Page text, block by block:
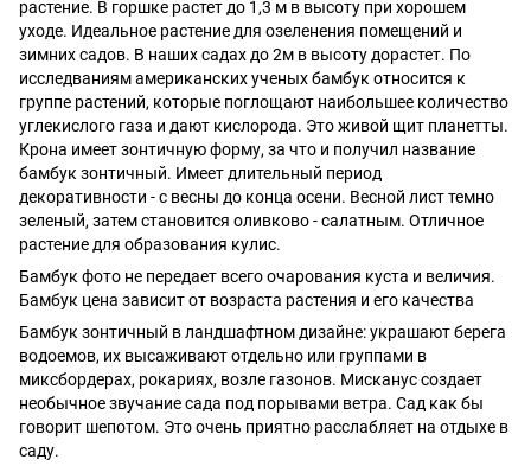
растение. В горшке растет до 1,3 м в высоту при хорошем
уходе. Идеальное растение для озеленения помещений и
зимних садов. В наших садах до 2м в высоту дорастет. По
исследваниям американских ученых бамбук относится к
группе растений, которые поглощают наибольшее количество
углекислого газа и дают кислорода. Это живой щит планетты.
Крона имеет зонтичную форму, за что и получил название
бамбук зонтичный. Имеет длительный период
декоративности - с весны до конца осени. Весной лист темно
зеленый, затем становится оливково - салатным. Отличное
растение для образования кулис.
Бамбук фото не передает всего очарования куста и величия.
Бамбук цена зависит от возраста растения и его качества
Бамбук зонтичный в ландшафтном дизайне: украшают берега
водоемов, их высаживают отдельно или группами в
миксбордерах, рокариях, возле газонов. Мисканус создает
необычное звучание сада под порывами ветра. Сад как бы
говорит шепотом. Это очень приятно расслабляет на отдыхе в
саду.